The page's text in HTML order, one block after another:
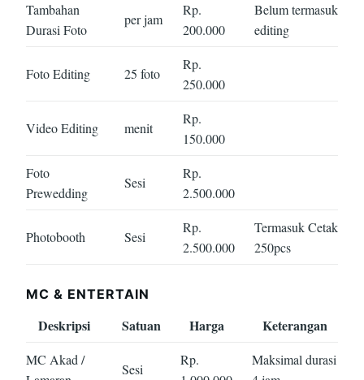
Tambahan
Durasi Foto
per jam
Rp.
200.000
Belum termasuk
editing
Foto Editing 25 foto
Rp.
250.000
Video Editing menit
Rp.
150.000
Foto
Prewedding
Sesi
Rp.
2.500.000
Photobooth Sesi
Rp.
2.500.000
Termasuk Cetak
250pcs
MC & ENTERTAIN
Deskripsi Satuan Harga Keterangan
MC Akad /
Sesi
Rp.
Maksimal durasi